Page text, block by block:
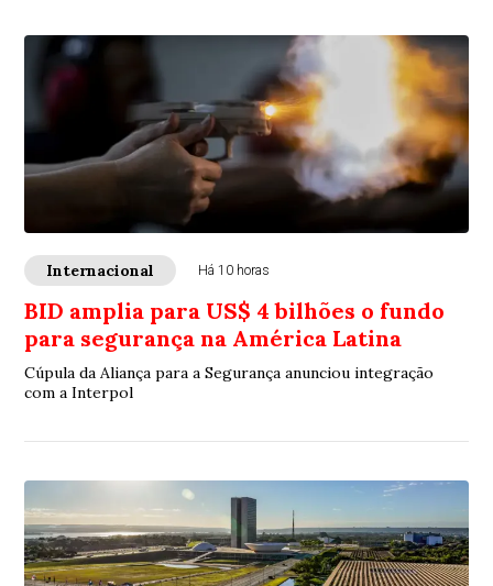
Internacional Há 10 horas
BID amplia para US$ 4 bilhões o fundo
para segurança na América Latina
Cúpula da Aliança para a Segurança anunciou integração
com a Interpol